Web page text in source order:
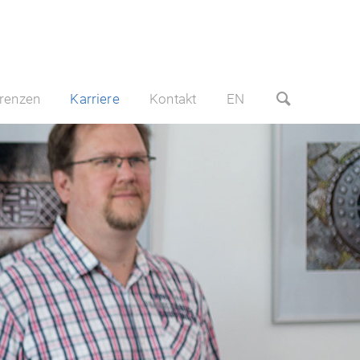
Karriere Kontakt EN